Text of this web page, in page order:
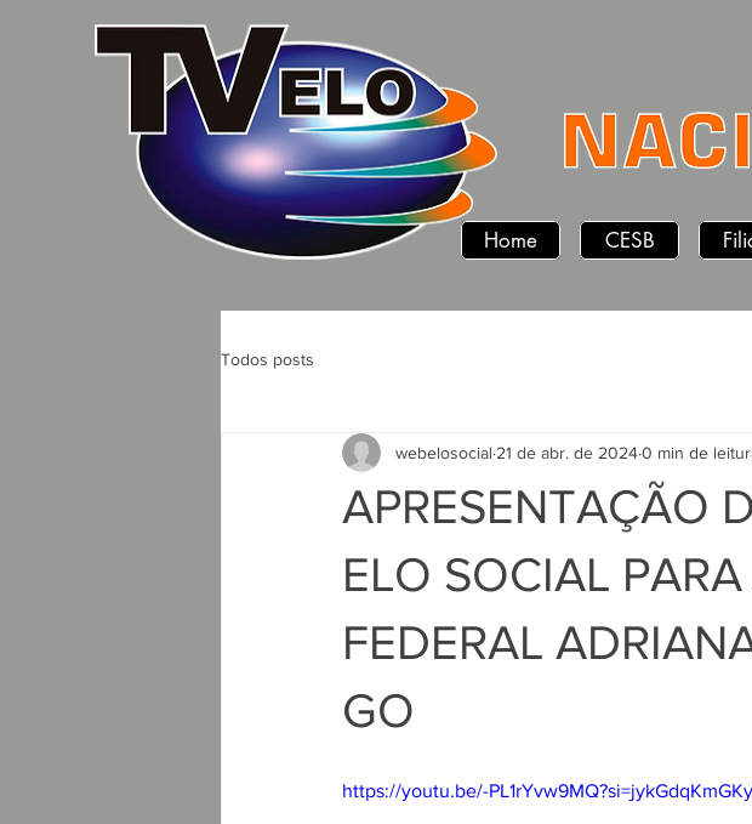
Home CESB
Todos posts
APRESENTAÇÃO
ELO SOCIAL
FEDERAL
GO
webelosocial 21 de abr. de 20240 min de
https://youtu.be/-